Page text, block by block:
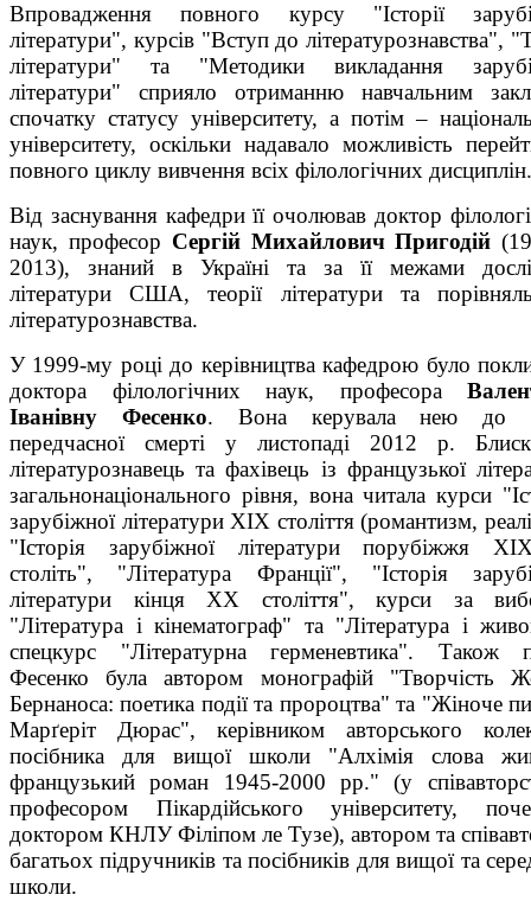
Впровадження повного курсу "Історії
літератури", курсів "Вступ до літературознавства",
літератури" та "Методики викладання
літератури" сприяло отриманню навчальним
спочатку статусу університету, а потім –
університету, оскільки надавало можливість
повного циклу вивчення всіх філологічних дисциплін.
Від заснування кафедри її очолював доктор
наук, професор Сергій Михайлович Пригодій
2013), знаний в Україні та за її межами
літератури США, теорії літератури та
літературознавства.
У 1999-му році до керівництва кафедрою було
доктора філологічних наук, професора
Іванівну Фесенко. Вона керувала нею до
передчасної смерті у листопаді 2012 р.
літературознавець та фахівець із французької
загальнонаціонального рівня, вона читала курси
зарубіжної літератури ХІХ століття (романтизм,
"Історія зарубіжної літератури порубіжжя
століть", "Література Франції", "Історія
літератури кінця ХХ століття", курси за
"Література і кінематограф" та "Література і
спецкурс "Літературна герменевтика". Також
Фесенко була автором монографій "Творчість
Бернаноса: поетика події та пророцтва" та "Жіноче
Марґеріт Дюрас", керівником авторського
посібника для вищої школи "Алхімія слова
французький роман 1945-2000 рр." (у
професором Пікардійського університету,
доктором КНЛУ Філіпом ле Тузе), автором та
багатьох підручників та посібників для вищої та
школи.